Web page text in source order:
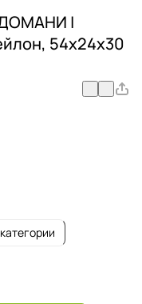
ДОМАНИ |
54х24х30